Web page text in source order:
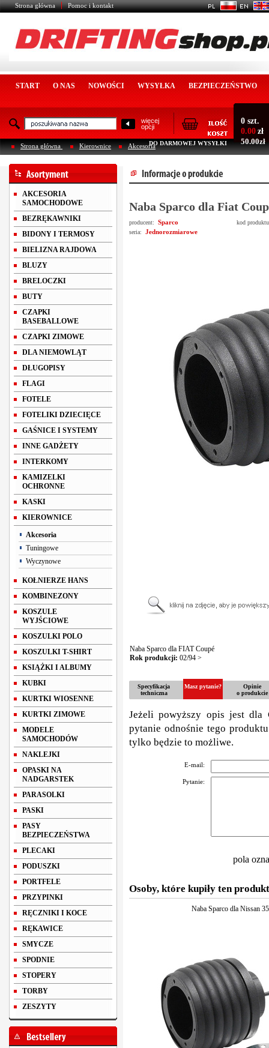
Strona główna Pomoc i kontakt
START O NAS NOWOŚCI WYSYŁKA BEZPIECZEŃSTWO
więcej
opcji
0 szt.
0.00 zł
DO DARMOWEJ WYSYŁKI 50.00zł
Strona główna Kierownice Akcesoria
AKCESORIA
SAMOCHODOWE
BEZRĘKAWNIKI
BIDONY I TERMOSY
BIELIZNA RAJDOWA
BLUZY
BRELOCZKI
BUTY
CZAPKI
BASEBALLOWE
CZAPKI ZIMOWE
DLA NIEMOWLĄT
DŁUGOPISY
FLAGI
FOTELE
FOTELIKI DZIECIĘCE
GAŚNICE I SYSTEMY
INNE GADŻETY
INTERKOMY
KAMIZELKI
OCHRONNE
KASKI
KIEROWNICE
Akcesoria
Tuningowe
Wyczynowe
KOŁNIERZE HANS
KOMBINEZONY
KOSZULE
WYJŚCIOWE
KOSZULKI POLO
KOSZULKI T-SHIRT
KSIĄŻKI I ALBUMY
KUBKI
KURTKI WIOSENNE
KURTKI ZIMOWE
MODELE
SAMOCHODÓW
NAKLEJKI
OPASKI NA
NADGARSTEK
PARASOLKI
PASKI
PASY
BEZPIECZEŃSTWA
PLECAKI
PODUSZKI
PORTFELE
PRZYPINKI
RĘCZNIKI I KOCE
RĘKAWICE
SMYCZE
SPODNIE
STOPERY
TORBY
ZESZYTY
Naba Sparco dla Fiat
producent: Sparco
kod
seria:
Jednorozmiarowe
Naba Sparco dla FIAT Coupé
Rok produkcji: 02/94 >
Specyfikacja
techniczna
Masz pytanie?
Opinie
o produkcie
Jeżeli powyższy opis jest dla
pytanie odnośnie tego
tylko będzie to możliwe.
E-mail:
Pytanie:
pola
Osoby, które kupiły ten
Naba Sparco dla Nissan